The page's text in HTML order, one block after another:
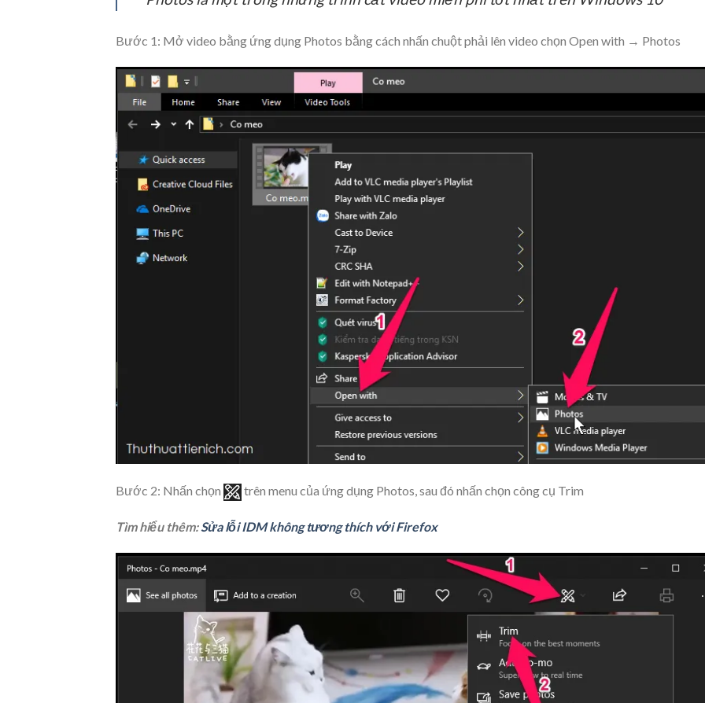
Bước 1: Mở video bằng ứng dụng Photos bằng cách nhấn chuột phải lên video chọn Open with → Photos
Bước 2: Nhấn chọn trên menu của ứng dụng Photos, sau đó nhấn chọn công cụ Trim
Tìm hiểu thêm:Sửa lỗi IDM không tương thích với Firefox